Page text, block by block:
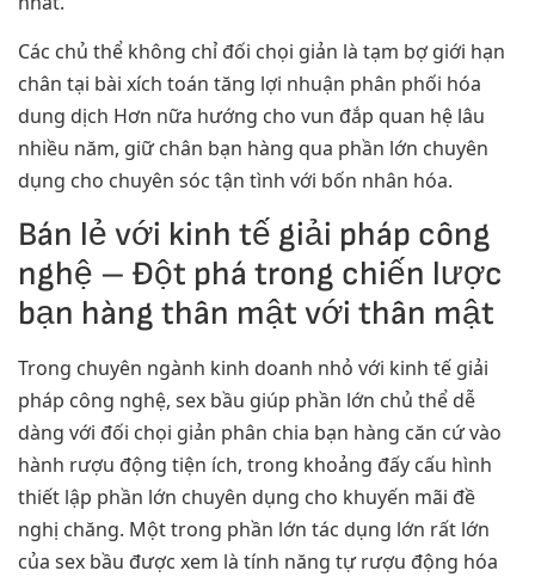
Các chủ thể không chỉ đối chọi giản là tạm bợ giới hạn
chân tại bài xích toán tăng lợi nhuận phân phối hóa
dung dịch Hơn nữa hướng cho vun đắp quan hệ lâu
nhiều năm, giữ chân bạn hàng qua phần lớn chuyên
dụng cho chuyên sóc tận tình với bốn nhân hóa.
Bán lẻ với kinh tế giải pháp công
nghệ – Đột phá trong chiến lược
bạn hàng thân mật với thân mật
Trong chuyên ngành kinh doanh nhỏ với kinh tế giải
pháp công nghệ, sex bầu giúp phần lớn chủ thể dễ
dàng với đối chọi giản phân chia bạn hàng căn cứ vào
hành rượu động tiện ích, trong khoảng đấy cấu hình
thiết lập phần lớn chuyên dụng cho khuyến mãi đề
nghị chăng. Một trong phần lớn tác dụng lớn rất lớn
của sex bầu được xem là tính năng tự rượu động hóa